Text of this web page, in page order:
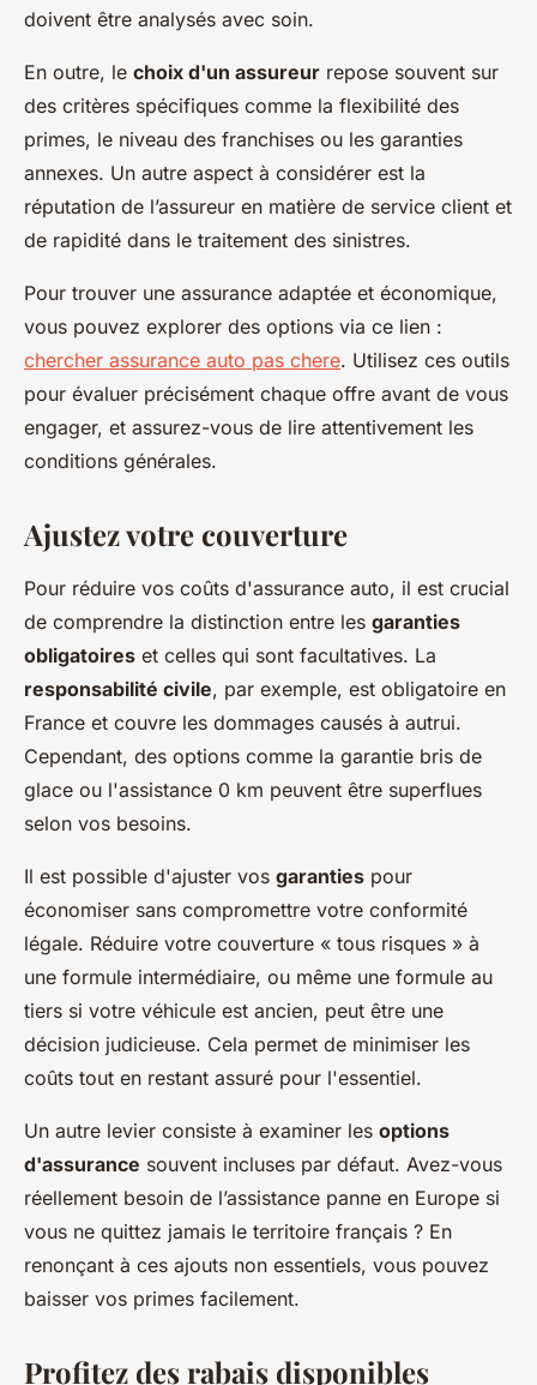
doivent être analysés avec soin.
En outre, le choix d'un assureur repose souvent sur
des critères spécifiques comme la flexibilité des
primes, le niveau des franchises ou les garanties
annexes. Un autre aspect à considérer est la
réputation de l’assureur en matière de service client et
de rapidité dans le traitement des sinistres.
Pour trouver une assurance adaptée et économique,
vous pouvez explorer des options via ce lien :
chercher assurance auto pas chere. Utilisez ces outils
pour évaluer précisément chaque offre avant de vous
engager, et assurez-vous de lire attentivement les
conditions générales.
Ajustez votre couverture
Pour réduire vos coûts d'assurance auto, il est crucial
de comprendre la distinction entre les garanties
obligatoires et celles qui sont facultatives. La
responsabilité civile, par exemple, est obligatoire en
France et couvre les dommages causés à autrui.
Cependant, des options comme la garantie bris de
glace ou l'assistance 0 km peuvent être superflues
selon vos besoins.
Il est possible d'ajuster vos garanties pour
économiser sans compromettre votre conformité
légale. Réduire votre couverture « tous risques » à
une formule intermédiaire, ou même une formule au
tiers si votre véhicule est ancien, peut être une
décision judicieuse. Cela permet de minimiser les
coûts tout en restant assuré pour l'essentiel.
Un autre levier consiste à examiner les options
d'assurance souvent incluses par défaut. Avez-vous
réellement besoin de l’assistance panne en Europe si
vous ne quittez jamais le territoire français ? En
renonçant à ces ajouts non essentiels, vous pouvez
baisser vos primes facilement.
Profitez des rabais disponibles